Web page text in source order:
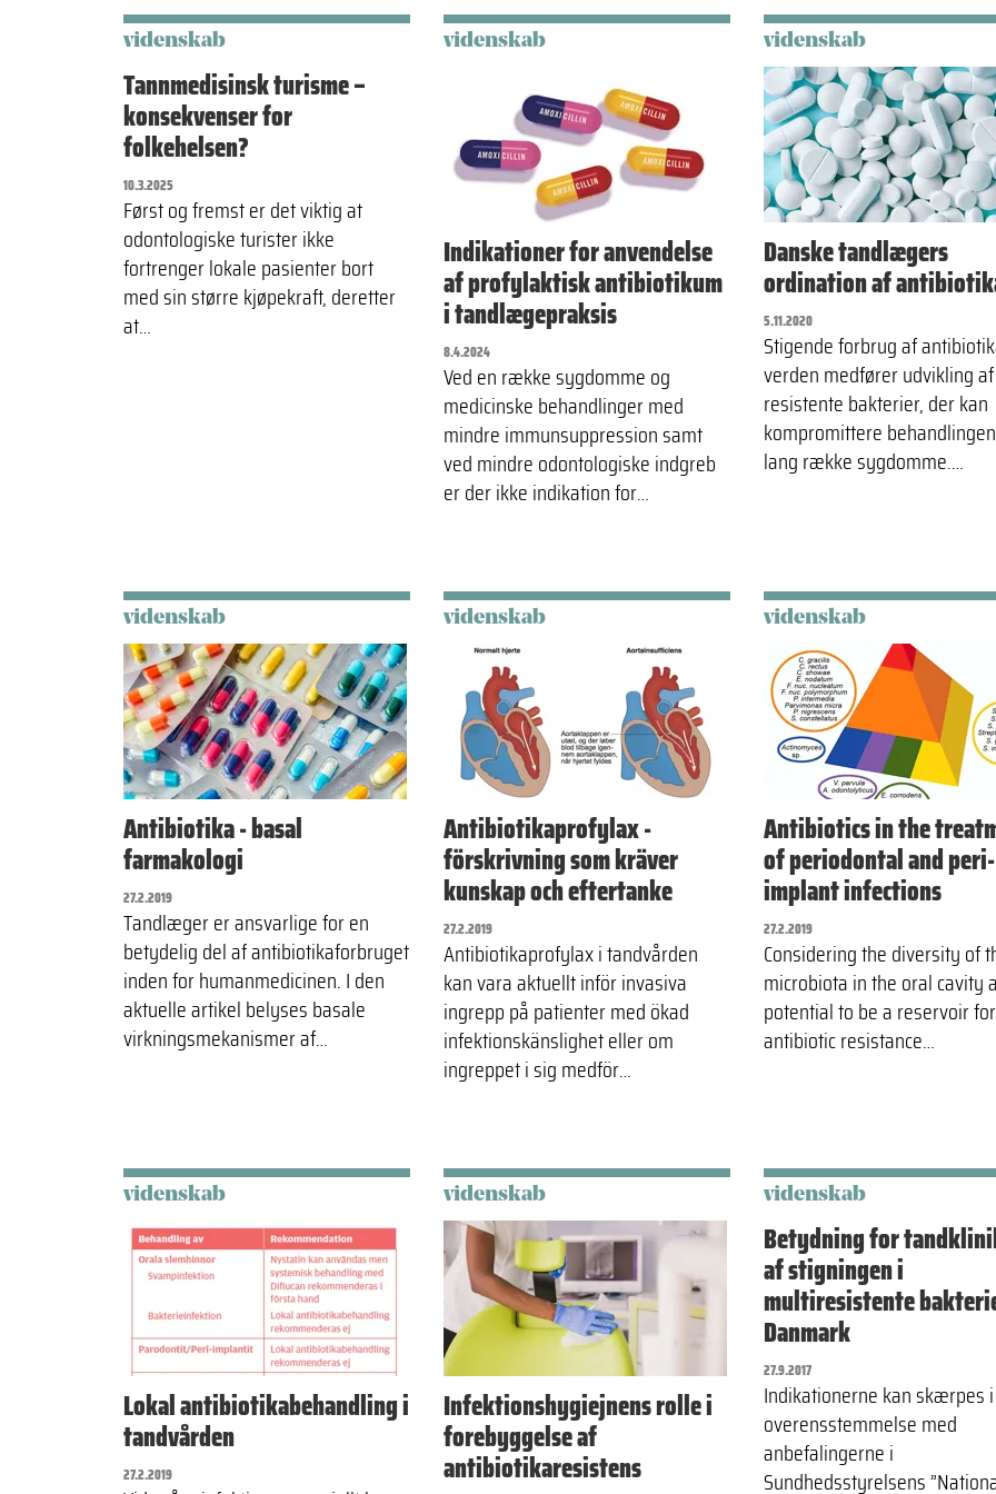
videnskab
Tannmedisinsk turisme –
konsekvenser for
folkehelsen?
10.3.2025
Først og fremst er det viktig at
odontologiske turister ikke
fortrenger lokale pasienter bort
med sin større kjøpekraft, deretter
at…
videnskab
Indikationer for anvendelse
af profylaktisk antibiotikum
i tandlægepraksis
8.4.2024
Ved en række sygdomme og
medicinske behandlinger med
mindre immunsuppression samt
ved mindre odontologiske indgreb
er der ikke indikation for…
videnskab
Danske tandlægers
ordination af
5.11.2020
Stigende forbrug af
verden medfører udvikling af
resistente bakterier, der kan
kompromittere
lang række sygdomme.…
videnskab
Antibiotika - basal
farmakologi
27.2.2019
Tandlæger er ansvarlige for en
betydelig del af antibiotikaforbruget
inden for humanmedicinen. I den
aktuelle artikel belyses basale
virkningsmekanismer af…
videnskab
Antibiotikaprofylax -
förskrivning som kräver
kunskap och eftertanke
27.2.2019
Antibiotikaprofylax i tandvården
kan vara aktuellt inför invasiva
ingrepp på patienter med ökad
infektionskänslighet eller om
ingreppet i sig medför…
videnskab
Antibiotics in the
of periodontal and peri-
implant infections
27.2.2019
Considering the diversity of
microbiota in the oral cavity
potential to be a reservoir for
antibiotic resistance…
videnskab
Lokal antibiotikabehandling i
tandvården
27.2.2019
videnskab
Infektionshygiejnens rolle i
forebyggelse af
antibiotikaresistens
videnskab
Betydning for
af stigningen i
multiresistente
Danmark
27.9.2017
Indikationerne kan skærpes i
overensstemmelse med
anbefalingerne i
Sundhedsstyrelsens